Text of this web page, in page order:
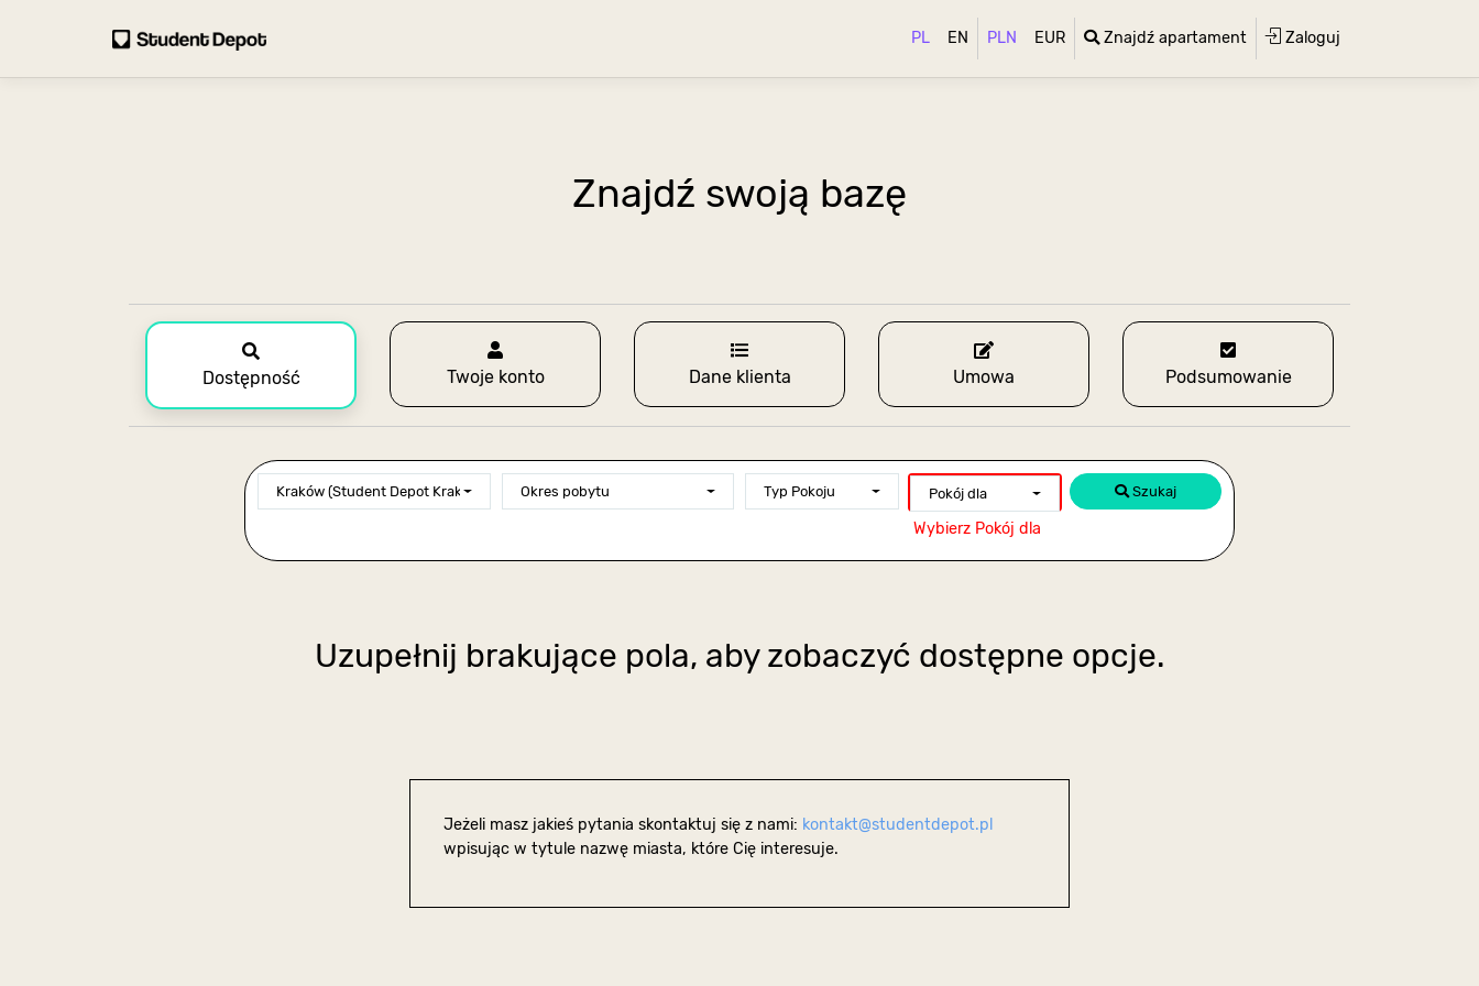
PL EN PLN EUR Znajdź apartament Zaloguj
Znajdź swoją bazę
Dostępność Twoje konto Dane klienta Umowa Podsumowanie
Kraków (Student Depot Kraków) Okres pobytu Typ Pokoju Pokój dla
Wybierz Pokój dla
Szukaj
Uzupełnij brakujące pola, aby zobaczyć dostępne opcje.
Jeżeli masz jakieś pytania skontaktuj się z nami: kontakt@studentdepot.pl
wpisując w tytule nazwę miasta, które Cię interesuje.